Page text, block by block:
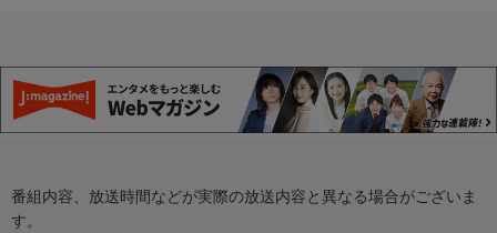
番組内容、放送時間などが実際の放送内容と異なる場合がございま
す。